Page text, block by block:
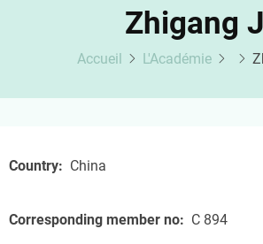
Zhigang
Accueil L'Académie
Country China
Corresponding member no C 894